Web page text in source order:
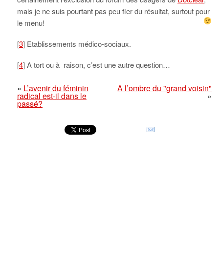
mais je ne suis pourtant pas peu fier du résultat, surtout pour
le menu!
[3] Etablissements médico-sociaux.
[4] A tort ou à raison, c’est une autre question…
« L’avenir du féminin
radical est-il dans le
passé?
A l’ombre du "grand voisin"
»